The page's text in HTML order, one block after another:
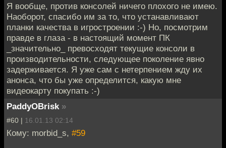
Я вообще, против консолей ничего плохого не имею.
Наоборот, спасибо им за то, что устанавливают
планки качества в игростроении :-) Но, посмотрим
правде в глаза - в настоящий момент ПК
_значительно_ превосходят текущие консоли в
производительности, следующее поколение явно
задерживается. Я уже сам с нетерпением жду их
анонса, что бы уже определится, какую мне
видеокарту покупать :-)
PaddyOBrisk »
#60 | 16.01.13 02:14
Кому: morbid_s, #59